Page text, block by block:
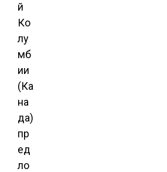
й
Ко
лу
мб
ии
(Ка
на
да)
пр
ед
ло